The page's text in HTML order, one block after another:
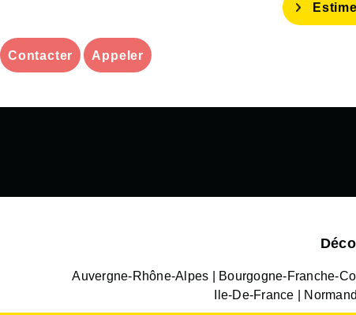
Contacter Appeler
Auvergne-Rhône-Alpes Bourgogne-Franche-
Ile-De-France